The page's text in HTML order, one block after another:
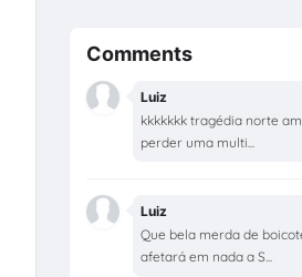
Comments
Luiz
kkkkkkk tragédia norte
perder uma multi...
Luiz
Que bela merda de
afetará em nada a S...